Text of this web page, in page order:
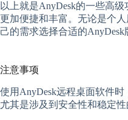
以上就是AnyDesk的一些高
更加便捷和丰富。无论是个
己的需求选择合适的AnyDesk
注意事项
使用AnyDesk远程桌面软件时
尤其是涉及到安全性和稳定性